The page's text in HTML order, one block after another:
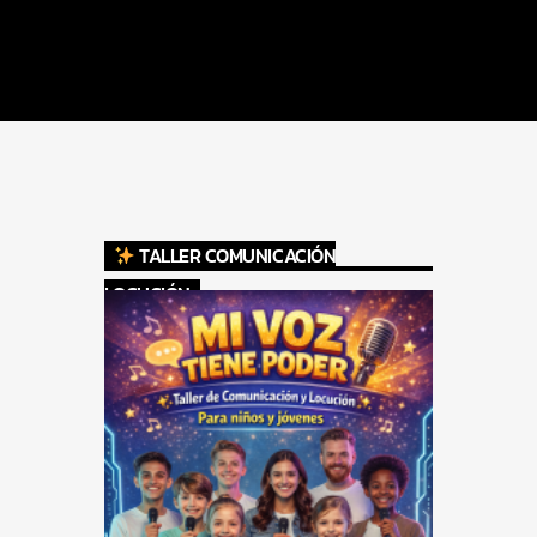
TALLER COMUNICACIÓN
LOCUCIÓN